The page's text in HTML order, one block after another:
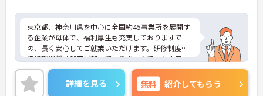
東京都、神奈川県を中心に全国約45事業所を展開す
る企業が母体で、福利厚生も充実しておりますで
の、長く安心してご就業いただけます。研修制度や
資格取得奨励制度が整っておりますのでスキルアッ
プも目指せる環境です。
ご興味のある方は是非お気軽にお問い合わせ下さ
い。
詳細を見る 無料 紹介してもらう